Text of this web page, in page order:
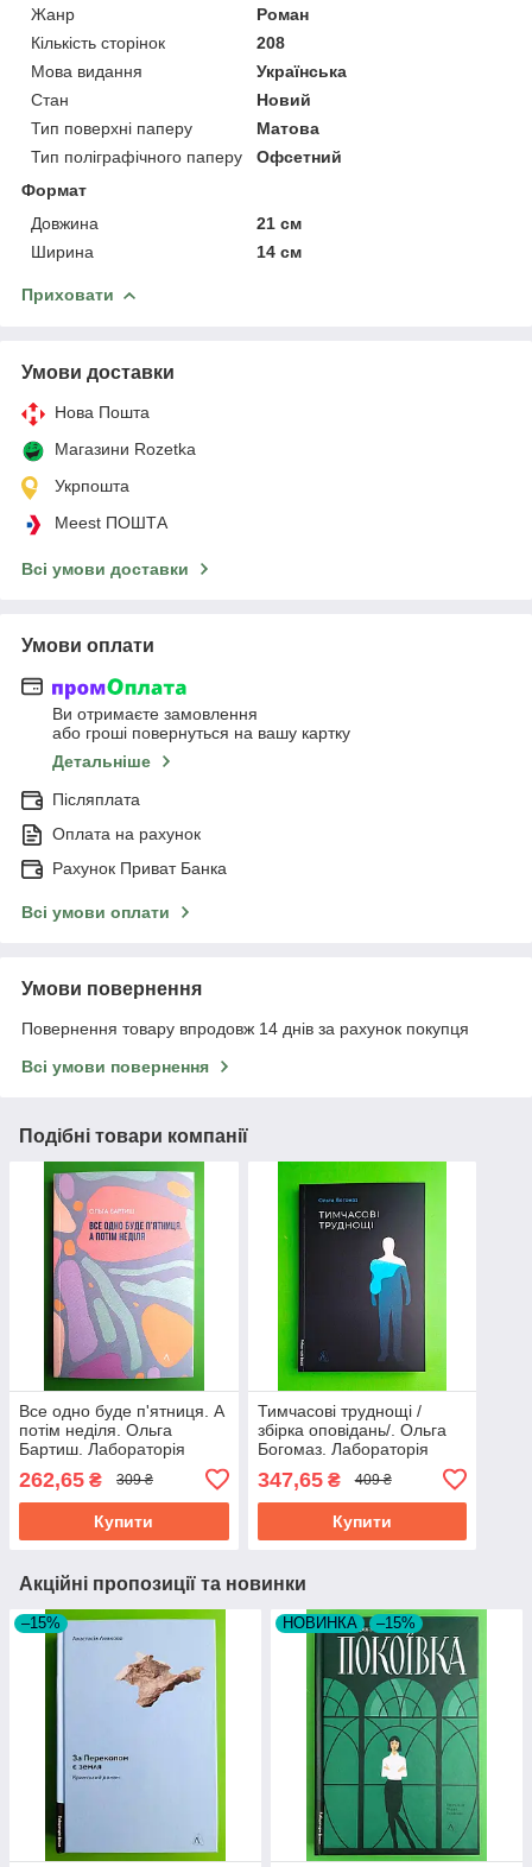
Жанр
Роман
Кількість сторінок
208
Мова видання
Українська
Стан
Новий
Тип поверхні паперу
Матова
Тип поліграфічного паперу
Офсетний
Формат
Довжина
21 см
Ширина
14 см
Приховати
Умови доставки
Нова Пошта
Магазини Rozetka
Укрпошта
Meest ПОШТА
Всі умови доставки
Умови оплати
Ви отримаєте замовлення
або гроші повернуться на вашу картку
Детальніше
Післяплата
Оплата на рахунок
Рахунок Приват Банка
Всі умови оплати
Умови повернення
Повернення товару впродовж 14 днів за рахунок покупця
Всі умови повернення
Подібні товари компанії
Все одно буде п'ятниця. А
потім неділя. Ольга
Бартиш. Лабораторія
262,65 ₴ 309 ₴
Купити
Тимчасові труднощі /
збірка оповідань/. Ольга
Богомаз. Лабораторія
347,65₴ 409 ₴
Купити
Акційні пропозиції та новинки
–15% НОВИНКА –15%